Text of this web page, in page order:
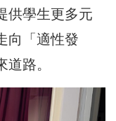
供學生更多元
向「適性發
路。